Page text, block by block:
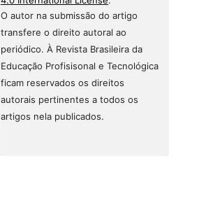
O autor na submissão do artigo
transfere o direito autoral ao
periódico. À Revista Brasileira da
Educação Profisisonal e Tecnológica
ficam reservados os direitos
autorais pertinentes a todos os
artigos nela publicados.